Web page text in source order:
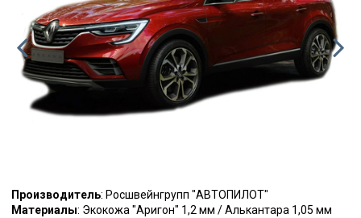
Производитель: Росшвейнгрупп "АВТОПИЛОТ"
Материалы: Экокожа "Аригон" 1,2 мм / Алькантара 1,05 мм